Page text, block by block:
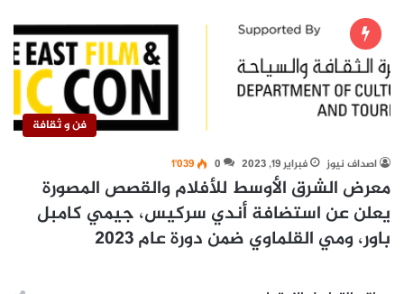
فن و ثقافة
اصداف نيوز فبراير 19, 2023 0 1٬039
معرض الشرق الأوسط للأفلام والقصص المصورة
يعلن عن استضافة أندي سركيس، جيمي كامبل
باور، ومي القلماوي ضمن دورة عام 2023